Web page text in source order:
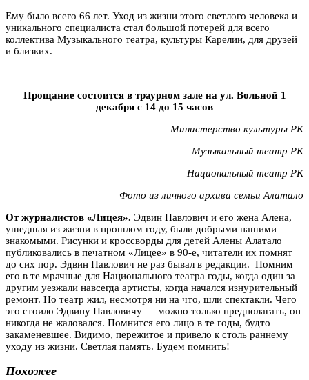
Ему было всего 66 лет. Уход из жизни этого светлого человека и
уникального специалиста стал большой потерей для всего
коллектива Музыкального театра, культуры Карелии, для друзей
и близких.
Прощание состоится в траурном зале на ул. Вольной 1
декабря с 14 до 15 часов
Министерство культуры РК
Музыкальный театр РК
Национальный театр РК
Фото из личного архива семьи Алатало
От журналистов «Лицея». Эдвин Павлович и его жена Алена,
ушедшая из жизни в прошлом году, были добрыми нашими
знакомыми. Рисунки и кроссворды для детей Алены Алатало
публиковались в печатном «Лицее» в 90-е, читатели их помнят
до сих пор. Эдвин Павлович не раз бывал в редакции. Помним
его в те мрачные для Национального театра годы, когда один за
другим уезжали навсегда артисты, когда начался изнурительный
ремонт. Но театр жил, несмотря ни на что, шли спектакли. Чего
это стоило Эдвину Павловичу — можно только предполагать, он
никогда не жаловался. Помнится его лицо в те годы, будто
закаменевшее. Видимо, пережитое и привело к столь раннему
уходу из жизни. Светлая память. Будем помнить!
Похожее